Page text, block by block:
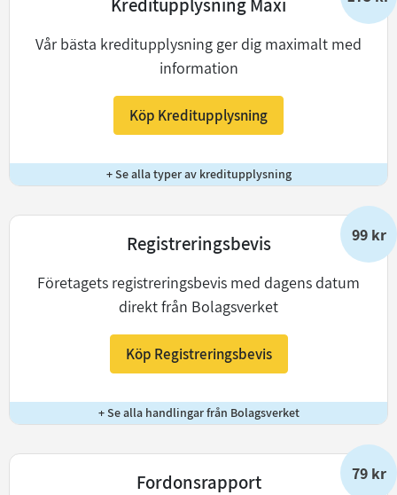
Kreditupplysning Maxi
Vår bästa kreditupplysning ger dig maximalt med
information
Köp Kreditupplysning
+ Se alla typer av kreditupplysning
99 kr
Registreringsbevis
Företagets registreringsbevis med dagens datum
direkt från Bolagsverket
Köp Registreringsbevis
+ Se alla handlingar från Bolagsverket
79 kr
Fordonsrapport